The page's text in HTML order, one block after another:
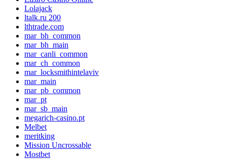
Lolajack
ltalk.ru 200
lthtrade.com
mar_bh_common
mar_bh_main
mar_canli_common
mar_ch_common
mar_locksmithintelaviv
mar_main
mar_pb_common
mar_pt
mar_sb_main
megarich-casino.pt
Melbet
meritking
Mission Uncrossable
Mostbet